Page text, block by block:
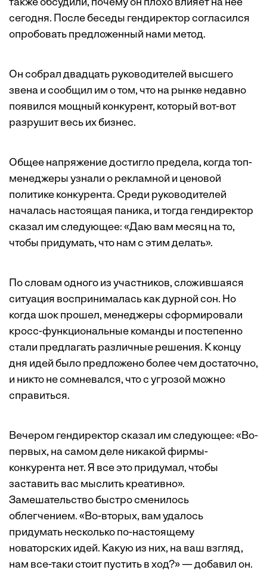
также обсудили, почему он плохо влияет на нее
сегодня. После беседы гендиректор согласился
опробовать предложенный нами метод.
Он собрал двадцать руководителей высшего
звена и сообщил им о том, что на рынке недавно
появился мощный конкурент, который вот-вот
разрушит весь их бизнес.
Общее напряжение достигло предела, когда топ-
менеджеры узнали о рекламной и ценовой
политике конкурента. Среди руководителей
началась настоящая паника, и тогда гендиректор
сказал им следующее: «Даю вам месяц на то,
чтобы придумать, что нам с этим делать».
По словам одного из участников, сложившаяся
ситуация воспринималась как дурной сон. Но
когда шок прошел, менеджеры сформировали
кросс-функциональные команды и постепенно
стали предлагать различные решения. К концу
дня идей было предложено более чем достаточно,
и никто не сомневался, что с угрозой можно
справиться.
Вечером гендиректор сказал им следующее: «Во-
первых, на самом деле никакой фирмы-
конкурента нет. Я все это придумал, чтобы
заставить вас мыслить креативно».
Замешательство быстро сменилось
облегчением. «Во-вторых, вам удалось
придумать несколько по-настоящему
новаторских идей. Какую из них, на ваш взгляд,
нам все-таки стоит пустить в ход?» — добавил он.